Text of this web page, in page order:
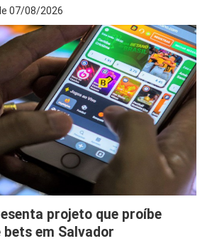
07/08/2026
projeto que proíbe
em Salvador